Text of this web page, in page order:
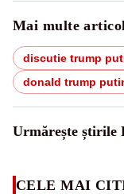
Mai multe
discutie trump
donald trump
Urmărește știrile
CELE MAI